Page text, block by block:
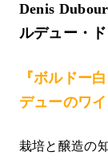
Denis
ルデュー・
『ボルドー
デューのワ
栽培と醸造の